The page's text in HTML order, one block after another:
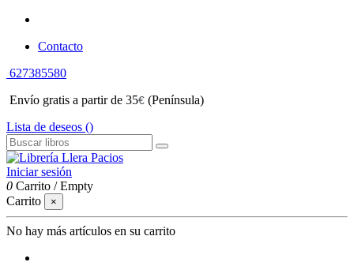
Contacto
627385580
Envío gratis a partir de 35€ (Península)
Lista de deseos ()
Iniciar sesión
0 Carrito /Empty
Carrito
×
No hay más artículos en su carrito